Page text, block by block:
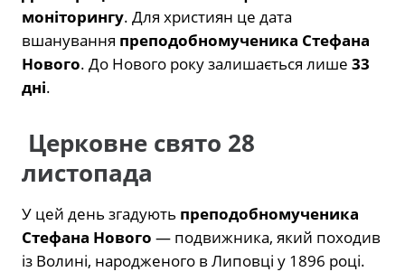
моніторингу. Для християн це дата
вшанування преподобномученика Стефана
Нового. До Нового року залишається лише 33
дні.
Церковне свято 28
листопада
У цей день згадують преподобномученика
Стефана Нового — подвижника, який походив
із Волині, народженого в Липовці у 1896 році.